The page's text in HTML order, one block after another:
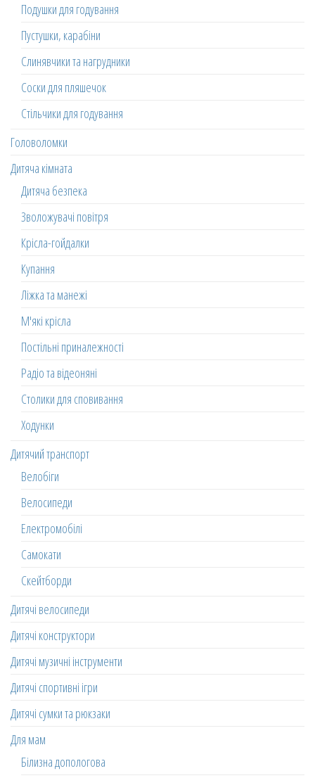
Подушки для годування
Пустушки, карабіни
Слинявчики та нагрудники
Соски для пляшечок
Стільчики для годування
Головоломки
Дитяча кімната
Дитяча безпека
Зволожувачі повітря
Крісла-гойдалки
Купання
Ліжка та манежі
М'які крісла
Постільні приналежності
Радіо та відеоняні
Столики для сповивання
Ходунки
Дитячий транспорт
Велобіги
Велосипеди
Електромобілі
Самокати
Скейтборди
Дитячі велосипеди
Дитячі конструктори
Дитячі музичні інструменти
Дитячі спортивні ігри
Дитячі сумки та рюкзаки
Для мам
Білизна допологова